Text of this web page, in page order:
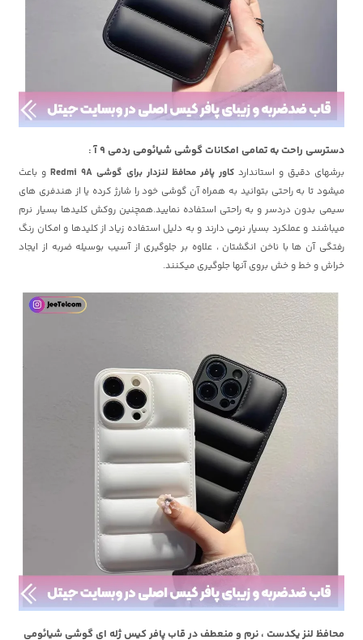
دسترسی راحت به تمامی امکانات گوشی شیائومی ردمی 9 آ :
برشهای دقیق و استانداردکاور پافر محافظ لنزدار برای گوشی Redmi 9A
و باعث
میشود تا به راحتی بتوانید به همراه آن گوشی خود را شارژ کرده یا از هندفری های
سیمی بدون دردسر و به راحتی استفاده نمایید.همچنین روکش کلیدها بسیار نرم
میباشند و عملکرد بسیار نرمی دارند و به دلیل استفاده زیاد از کلیدها و امکان رنگ
رفتگی آن ها با ناخن انگشتان ، علاوه بر جلوگیری از آسیب بوسیله ضربه از ایجاد
خراش و خط و خش بروی آنها جلوگیری میکنند.
محافظ لنز یکدست ، نرم و منعطف در قاب پافر کیس ژله ای گوشی شیائومی